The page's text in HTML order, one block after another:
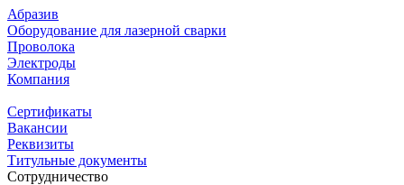
Абразив
Оборудование для лазерной сварки
Проволока
Электроды
Компания
Сертификаты
Вакансии
Реквизиты
Титульные документы
Сотрудничество